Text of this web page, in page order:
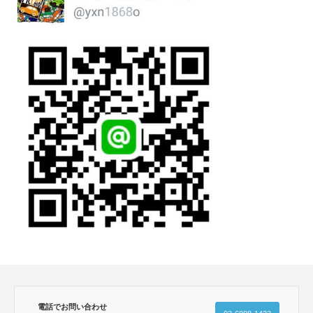
電話でお問い合わせ